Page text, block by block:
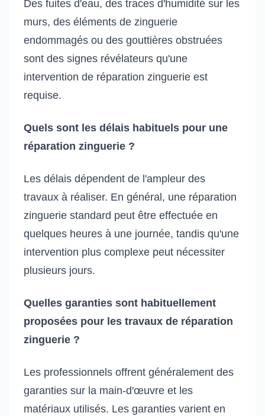
Des fuites d'eau, des traces d'humidité sur les
murs, des éléments de zinguerie
endommagés ou des gouttières obstruées
sont des signes révélateurs qu'une
intervention de réparation zinguerie est
requise.
Quels sont les délais habituels pour une
réparation zinguerie ?
Les délais dépendent de l'ampleur des
travaux à réaliser. En général, une réparation
zinguerie standard peut être effectuée en
quelques heures à une journée, tandis qu'une
intervention plus complexe peut nécessiter
plusieurs jours.
Quelles garanties sont habituellement
proposées pour les travaux de réparation
zinguerie ?
Les professionnels offrent généralement des
garanties sur la main-d'œuvre et les
matériaux utilisés. Les garanties varient en